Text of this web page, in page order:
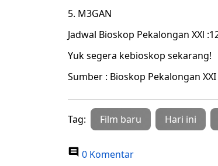
M3GAN
Jadwal Bioskop Pekalongan XXl
Yuk segera kebioskop sekarang!
Sumber : Bioskop Pekalongan XXI
Tag: Film baru Hari ini
0 Komentar